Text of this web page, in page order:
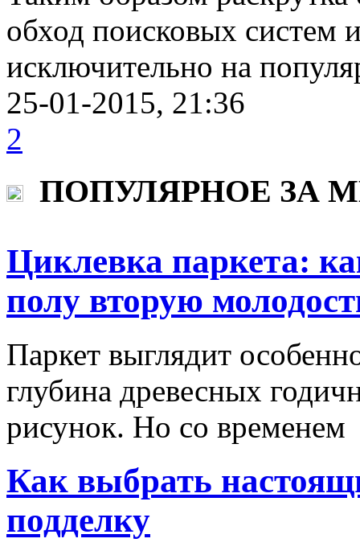
обход поисковых систем
исключительно на
25-01-2015, 21:36
2
ПОПУЛЯРНОЕ ЗА
Циклевка паркета:
полу вторую
Паркет выглядит
глубина древесных
рисунок. Но со временем
Как выбрать
подделку